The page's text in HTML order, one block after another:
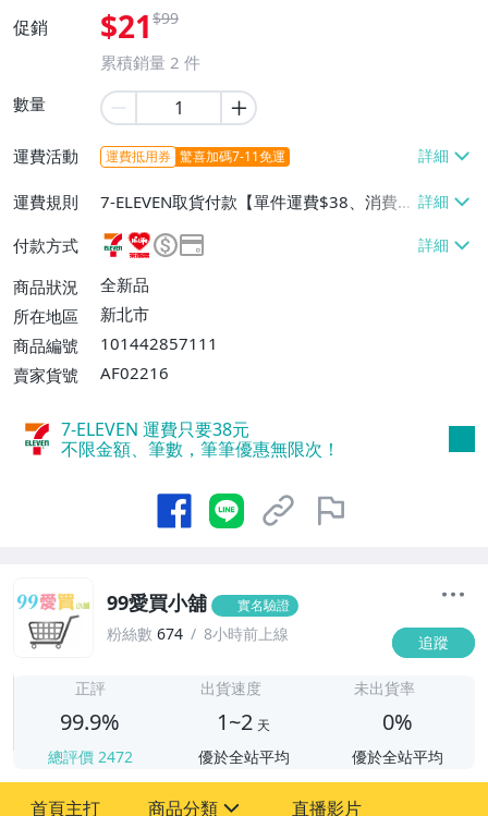
促銷 $21 $99
累積銷量 2 件
數量
運費活動 運費抵用券 驚喜加碼7-11免運
運費規則
7-ELEVEN取貨付款【單件運費$38、消費滿
$888免運費】、7-ELEVEN取貨不付款【單
件運費$38、滿2件或消費滿$888免運
費】、萊爾富取貨付款【單件運費$60、消
費滿$888免運費】、宅配/貨運【單件運費
付款方式
商品狀況
全新品
所在地區
新北市
商品編號
101442857111
賣家貨號
AF02216
7-ELEVEN 運費只要38元
不限金額、筆數，筆筆優惠無限次！
99愛買小舖 實名驗證
粉絲數 674 8小時前上線 追蹤
正評
99.9%
總評價 2472
出貨速度
1~2 天
優於全站平均
未出貨率
0%
優於全站平均
首頁主打 商品分類 直播影片